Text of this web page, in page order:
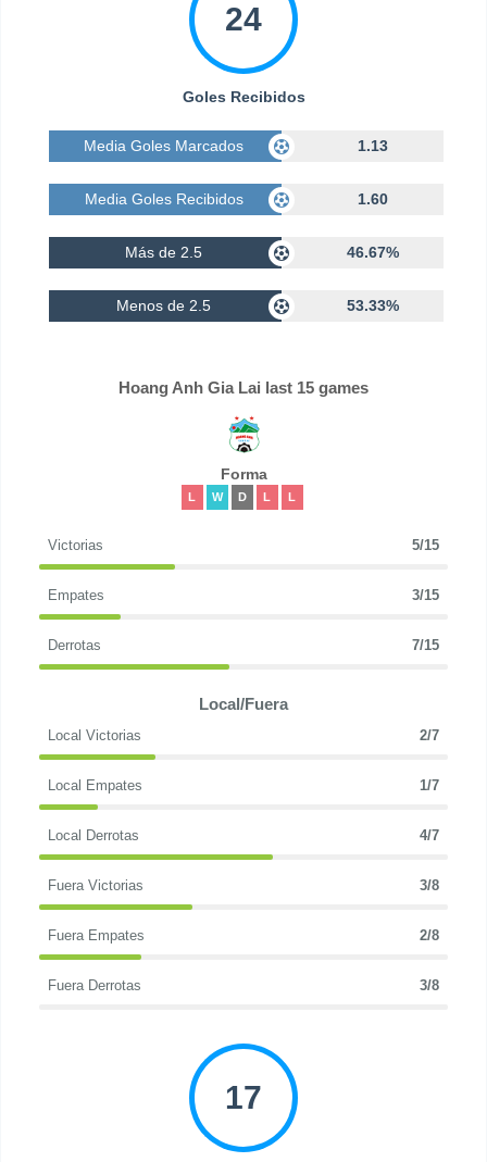
24
Goles Recibidos
Media Goles Marcados 1.13
Media Goles Recibidos 1.60
Más de 2.5 46.67%
Menos de 2.5 53.33%
Hoang Anh Gia Lai last 15 games
Forma
L W D L L
Victorias 5/15
Empates 3/15
Derrotas 7/15
Local/Fuera
Local Victorias 2/7
Local Empates 1/7
Local Derrotas 4/7
Fuera Victorias 3/8
Fuera Empates 2/8
Fuera Derrotas 3/8
17